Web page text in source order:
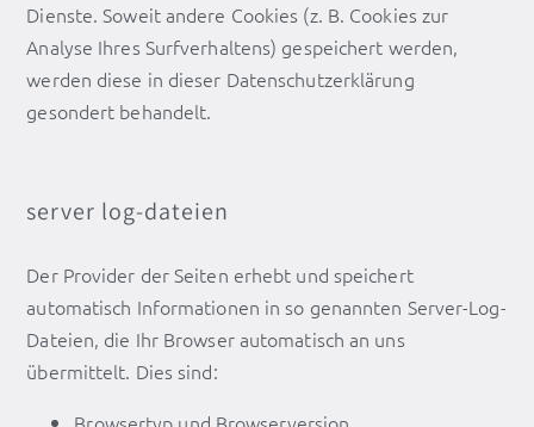
Dienste. Soweit andere Cookies (z. B. Cookies zur
Analyse Ihres Surfverhaltens) gespeichert werden,
werden diese in dieser Datenschutzerklärung
gesondert behandelt.
server log-dateien
Der Provider der Seiten erhebt und speichert
automatisch Informationen in so genannten Server-Log-
Dateien, die Ihr Browser automatisch an uns
übermittelt. Dies sind: